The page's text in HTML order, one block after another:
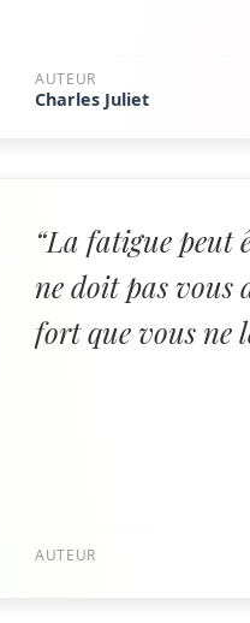
AUTEUR
Charles Juliet
“La fatigue peut
ne doit pas vous
fort que vous ne
AUTEUR